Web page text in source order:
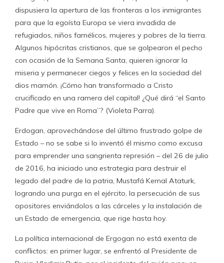
dispusiera la apertura de las fronteras a los inmigrantes
para que la egoísta Europa se viera invadida de
refugiados, niños famélicos, mujeres y pobres de la tierra.
Algunos hipócritas cristianos, que se golpearon el pecho
con ocasión de la Semana Santa, quieren ignorar la
miseria y permanecer ciegos y felices en la sociedad del
dios mamón. ¡Cómo han transformado a Cristo
crucificado en una ramera del capital! ¿Qué dirá “el Santo
Padre que vive en Roma”? (Violeta Parra).
Erdogan, aprovechándose del último frustrado golpe de
Estado – no se sabe si lo inventó él mismo como excusa
para emprender una sangrienta represión – del 26 de julio
de 2016, ha iniciado una estrategia para destruir el
legado del padre de la patria, Mustafá Kemal Ataturk,
logrando una purga en el ejército, la persecución de sus
opositores enviándolos a las cárceles y la instalación de
un Estado de emergencia, que rige hasta hoy.
La política internacional de Ergogan no está exenta de
conflictos: en primer lugar, se enfrentó al Presidente de